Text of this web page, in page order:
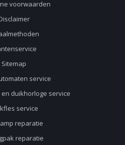
voorwaarden
Sitemap
service
duikhorloge service
service
reparatie
reparatie